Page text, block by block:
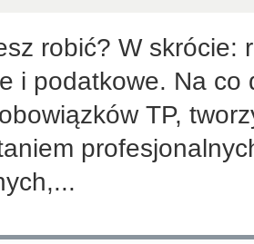
robić? W skrócie:
i podatkowe. Na
TP,